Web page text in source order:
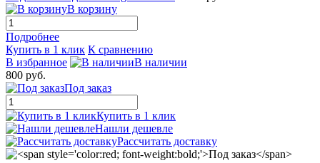
В корзину
Подробнее
Купить в 1 клик К сравнению
В избранное
В наличии
800 руб.
Под заказ
Купить в 1 клик
Нашли дешевле
Рассчитать доставку